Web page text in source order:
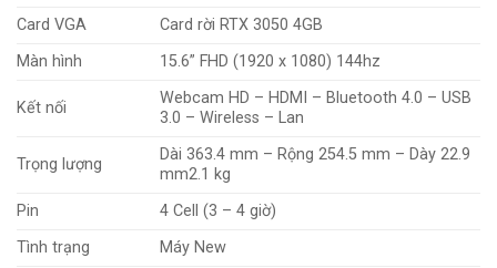
Card VGA
Card rời RTX 3050 4GB
Màn hình
15.6” FHD (1920 x 1080) 144hz
Kết nối
Webcam HD – HDMI – Bluetooth 4.0 – USB
3.0 – Wireless – Lan
Trọng lượng
Dài 363.4 mm – Rộng 254.5 mm – Dày 22.9
mm2.1 kg
Pin
4 Cell (3 – 4 giờ)
Tình trạng
Máy New